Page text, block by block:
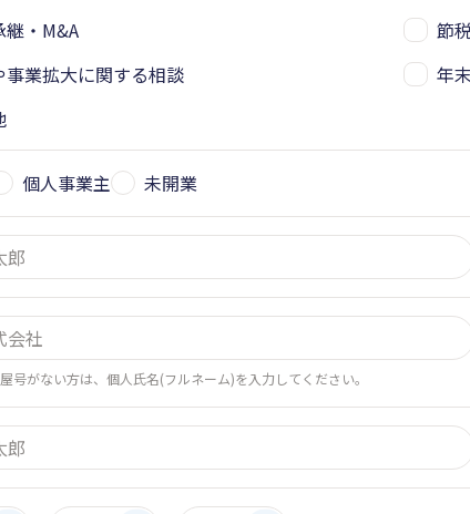
継・M&A
節
事業拡大に関する相談
年
個人事業主 未開業
号がない方は、個人氏名(フルネーム)を入力してください。